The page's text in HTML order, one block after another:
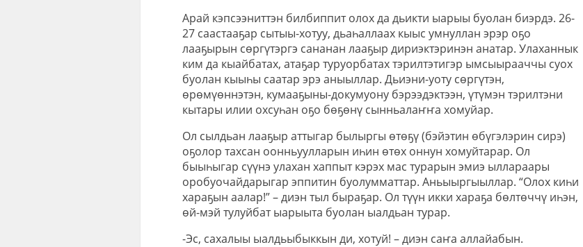
Арай кэпсээниттэн билбиппит олох да дьикти ыарыы буолан биэрдэ. 26-
27 саастааҕар сытыы-хотуу, дьаһаллаах кыыс умнуллан эрэр оҕо
лааҕырын сөргүтэргэ сананан лааҕыр дириэктэринэн анатар. Улаханнык
ким да кыайбатах, атаҕар туруорбатах тэрилтэтигэр ымсыырааччы суох
буолан кыыһы саатар эрэ аныыллар. Дьиэни-уоту сөргүтэн,
өрөмүөннэтэн, кумааҕыны-докумуону бэрээдэктээн, үтүмэн тэрилтэни
кытары илии охсуһан оҕо бөҕөнү сынньалаҥҥа хомуйар.
Ол сылдьан лааҕыр аттыгар былыргы өтөҕү (бэйэтин өбүгэлэрин сирэ)
оҕолор тахсан оонньуулларын иһин өтөх оннун хомуйтарар. Ол
быыһыгар сүүнэ улахан хаппыт кэрэх мас турарын эмиэ ыллараары
оробуочайдарыгар эппитин буолумматтар. Аньыыргыыллар. “Олох киһи
хараҕын аалар!” – диэн тыл быраҕар. Ол түүн икки хараҕа бөлтөччү иһэн,
өй-мэй тулуйбат ыарыыта буолан ыалдьан турар.
-Эс, сахалыы ыалдьыбыккын ди, хотуй! – диэн саҥа аллайабын.